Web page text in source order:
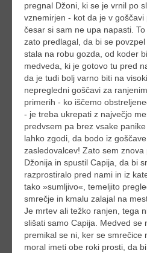
pregnal Džoni, ki se je vrnil po
vznemirjen - kot da je v
česar si sam ne upa napasti.
zato predlagal, da bi se
stala na robu gozda, od koder
medveda, ki je gotovo tu pred
da je tudi bolj varno biti na
nepregledni goščavi za
primerih - ko iščemo
- je treba ukrepati z največjo
predvsem pa brez vsake
lahko zgodi, da bodo iz
zasledovalcev! Zato sem
Džonija in spustil Capija, da bi
razprostiralo pred nami in iz
tako »sumljivo«, temeljito
smrečje in kmalu zalajal na
Je mrtev ali težko ranjen, tega
slišati samo Capija. Medved se
premikal se ni, ker se smrečice
moral imeti obe roki prosti, da